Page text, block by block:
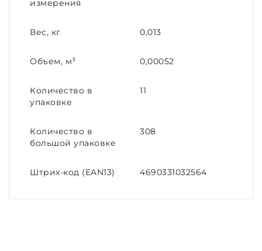
измерения
Вес, кг 0,013
Объем, м³ 0,00052
Количество в
упаковке
11
Количество в
большой упаковке
308
Штрих-код (EAN13) 4690331032564